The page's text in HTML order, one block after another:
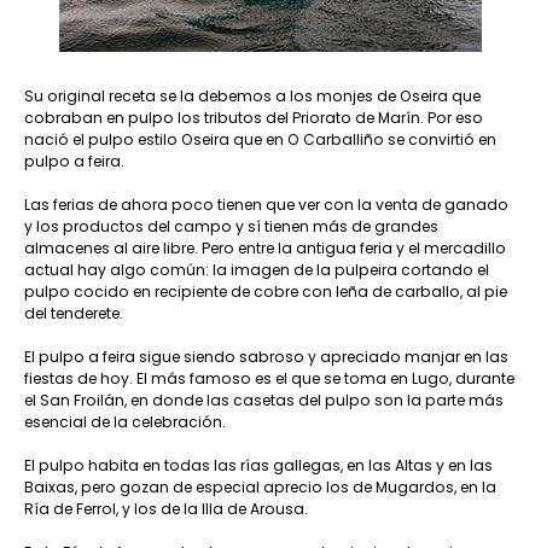
Su original receta se la debemos a los monjes de Oseira que
cobraban en pulpo los tributos del Priorato de Marín. Por eso
nació el pulpo estilo Oseira que en O Carballiño se convirtió en
pulpo a feira.
Las ferias de ahora poco tienen que ver con la venta de ganado
y los productos del campo y sí tienen más de grandes
almacenes al aire libre. Pero entre la antigua feria y el mercadillo
actual hay algo común: la imagen de la pulpeira cortando el
pulpo cocido en recipiente de cobre con leña de carballo, al pie
del tenderete.
El pulpo a feira sigue siendo sabroso y apreciado manjar en las
fiestas de hoy. El más famoso es el que se toma en Lugo, durante
el San Froilán, en donde las casetas del pulpo son la parte más
esencial de la celebración.
El pulpo habita en todas las rías gallegas, en las Altas y en las
Baixas, pero gozan de especial aprecio los de Mugardos, en la
Ría de Ferrol, y los de la Illa de Arousa.